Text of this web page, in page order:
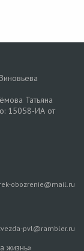
Татьяна
15058-ИА от
rek-obozrenie@mail.ru
pvl@rambler.ru
жизнь»